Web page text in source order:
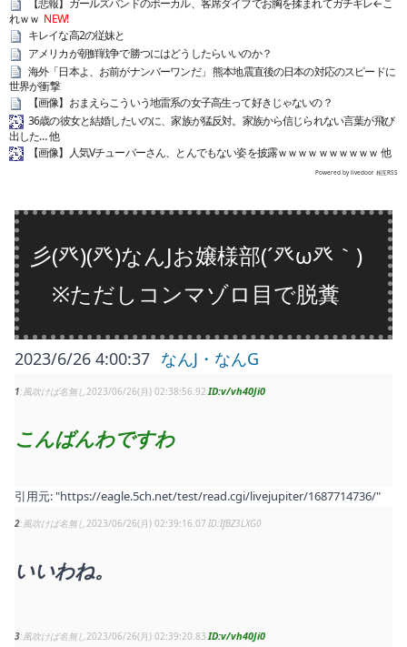
【悲報】ガールズバンドのボーカル、客席ダイブでお胸を揉まれてガチギレ←こ
れｗｗ NEW!
キレイな高2の従妹と
アメリカが朝鮮戦争で勝つにはどうしたらいいのか？
海外「日本よ、お前がナンバーワンだ」 熊本地震直後の日本の対応のスピードに
世界が衝撃
【画像】おまえらこういう地雷系の女子高生って好きじゃないの？
36歳の彼女と結婚したいのに、家族が猛反対。家族から信じられない言葉が飛び
出した… 他
【画像】人気Vチューバーさん、とんでもない姿を披露ｗｗｗｗｗｗｗｗｗｗ 他
Powered by livedoor 相互RSS
彡(癶)(癶)なんJお嬢様部(´癶ω癶｀)
※ただしコンマゾロ目で脱糞
2023/6/26 4:00:37 なんJ・なんG
1 風吹けば名無し 2023/06/26(月) 02:38:56.92 v/vh40Ji0
こんばんわですわ
引用元: "https://eagle.5ch.net/test/read.cgi/livejupiter/1687714736/"
2 風吹けば名無し 2023/06/26(月) 02:39:16.07 IfBZ3LXG0
いいわね。
3 風吹けば名無し 2023/06/26(月) 02:39:20.83 v/vh40Ji0